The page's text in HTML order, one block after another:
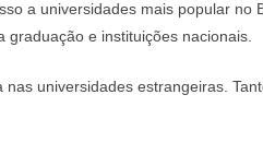
a universidades mais popular no
e instituições nacionais.
universidades estrangeiras.